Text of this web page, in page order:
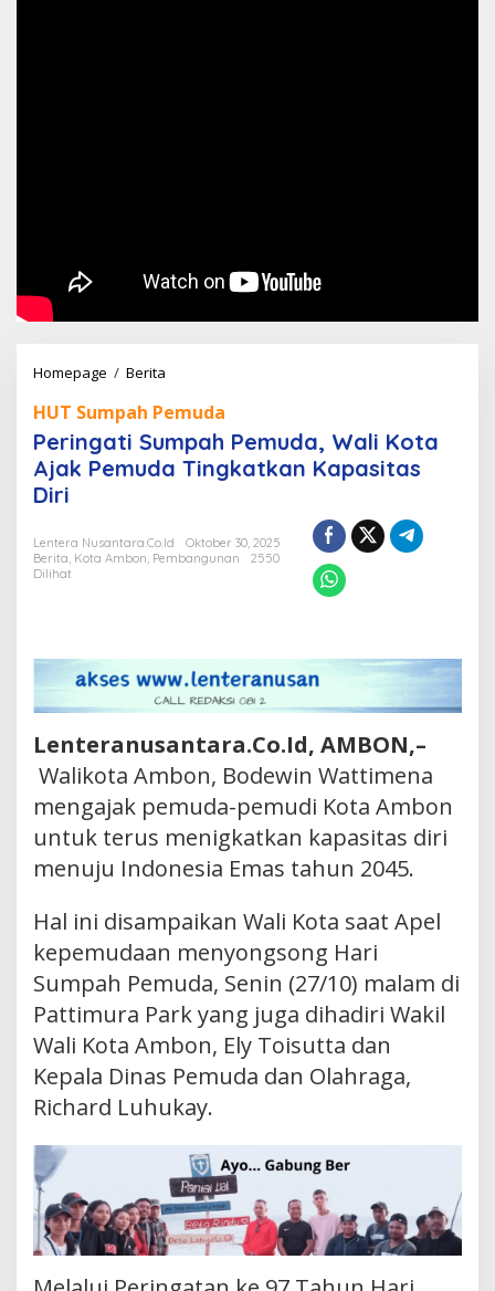
Homepage / Berita
Pemuda,
Wali
Kota
Tingkatkan
Kapasitas
HUT Sumpah Pemuda
Peringati Sumpah Pemuda, Wali Kota
Ajak Pemuda Tingkatkan Kapasitas
Diri
Lentera Nusantara.Co.Id
Oktober 30, 2025
Berita Kota Ambon Pembangunan
2550
Dilihat
Lenteranusantara.Co.Id, AMBON,–
Walikota Ambon, Bodewin Wattimena
mengajak pemuda-pemudi Kota Ambon
untuk terus menigkatkan kapasitas diri
menuju Indonesia Emas tahun 2045.
Hal ini disampaikan Wali Kota saat Apel
kepemudaan menyongsong Hari
Sumpah Pemuda, Senin (27/10) malam di
Pattimura Park yang juga dihadiri Wakil
Wali Kota Ambon, Ely Toisutta dan
Kepala Dinas Pemuda dan Olahraga,
Richard Luhukay.